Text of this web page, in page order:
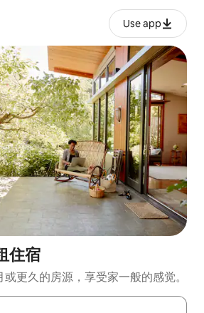
Use app
住宿
更久的房源，享受家一般的感觉。